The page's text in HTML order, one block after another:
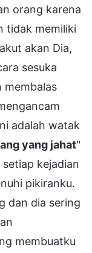
orang karena
tidak memiliki
akan Dia,
sesuka
membalas
adalah watak
yang jahat"
kejadian
pikiranku.
dan dia sering
membuatku